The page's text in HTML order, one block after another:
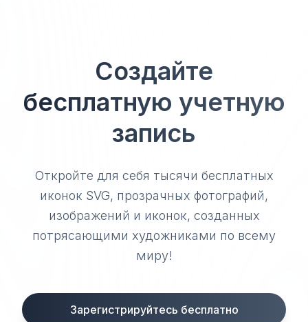
Создайте
бесплатную учетную
запись
Откройте для себя тысячи бесплатных
иконок SVG, прозрачных фотографий,
изображений и иконок, созданных
потрясающими художниками по всему
миру!
Зарегистрируйтесь бесплатно